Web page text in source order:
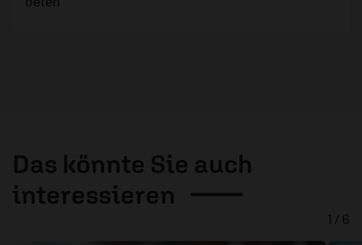
Das könnte Sie auch
interessieren
1 / 6